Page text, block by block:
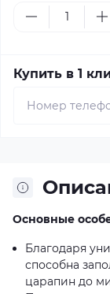
Купить в 1
Основные
Благодаря
способна
царапин до